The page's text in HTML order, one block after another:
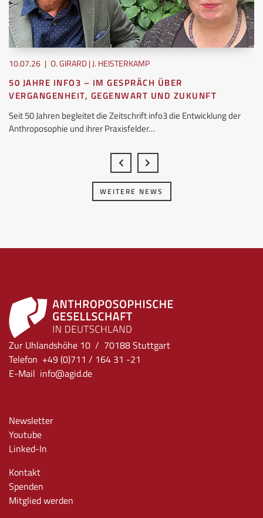
10.07.26 | O. GIRARD | J. HEISTERKAMP
50 JAHRE INFO3 – IM GESPRÄCH ÜBER
VERGANGENHEIT, GEGENWART UND ZUKUNFT
Seit 50 Jahren begleitet die Zeitschrift info3 die Entwicklung der
Anthroposophie und ihrer Praxisfelder…
WEITERE NEWS
Zur Uhlandshöhe 10 / 70188 Stuttgart
Telefon +49 (0)711 / 164 31 -21
E-Mail info@agid.de
Newsletter
Youtube
Linked-In
Kontakt
Spenden
Mitglied werden